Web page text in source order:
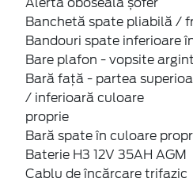
Banchetă spate pliabilă /
Bandouri spate inferioare
Bare plafon - vopsite
Bară față - partea
/ inferioară culoare
proprie
Bară spate în culoare
Baterie H3 12V 35AH AGM
Cablu de încărcare trifazic